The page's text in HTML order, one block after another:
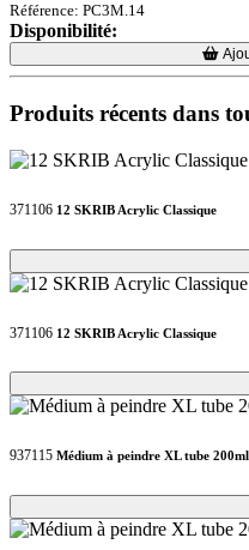
Référence: PC3M.14
Disponibilité:
Loading...
Loading...
Produits récents dans
371106 12 SKRIB Acrylic Classique
Loading...
Loading...
371106 12 SKRIB Acrylic Classique
Loading...
Loading...
937115 Médium à peindre XL tube 200ml
Loading...
Loading...